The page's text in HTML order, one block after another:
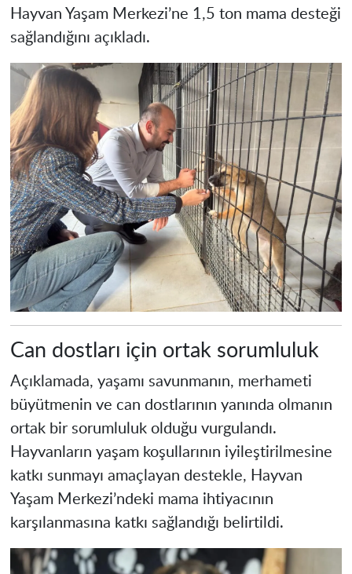
Hayvan Yaşam Merkezi’ne 1,5 ton mama desteği
sağlandığını açıkladı.
Can dostları için ortak sorumluluk
Açıklamada, yaşamı savunmanın, merhameti
büyütmenin ve can dostlarının yanında olmanın
ortak bir sorumluluk olduğu vurgulandı.
Hayvanların yaşam koşullarının iyileştirilmesine
katkı sunmayı amaçlayan destekle, Hayvan
Yaşam Merkezi’ndeki mama ihtiyacının
karşılanmasına katkı sağlandığı belirtildi.